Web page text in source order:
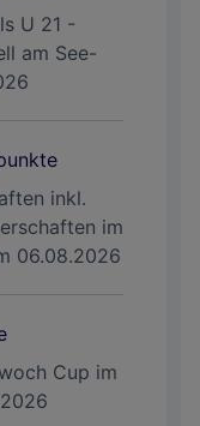
U 21 -
am See-
inkl.
im
06.08.2026
Cup im